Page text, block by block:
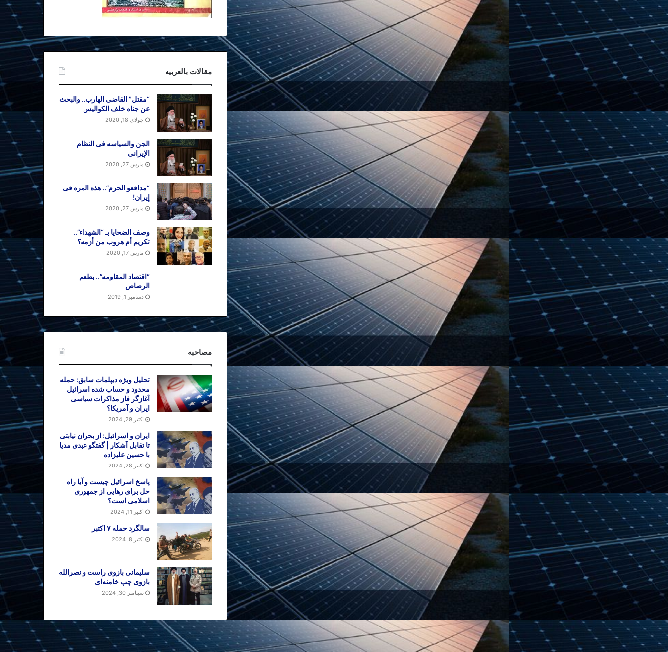
سپتامبر 30, 2024
سلیمانی بازوی راست و
نصرالله بازوی چپ خامنه‌ای
سپتامبر 28, 2024
کشته شدن نصرالله
معنا
حمله
به
حزب‌الله
برای
جمهوری
اسلامی
سپتامبر 23, 2024
معنا و پیام حمله به پیجرهای
حزب‌الله برای جمهوری اسلامی
پیرامون
رای
اعتماد
پزشکیان
آگوست 22, 2024
پیرامون رای اعتماد پزشکیان
عباس
عراقچی
رای
اعتماد
عباس عراقچی در روز رای
اعتماد
عقب‌
خامنه‌ای
از
حمله
به
اسرائیل
آگوست 15, 2024
عقب‌ نشینی خامنه‌ای از حمله
به اسرائیل
مقالات بالعربیه
“مقتل” القاضی الهارب.. والبحث
عن جناه خلف الکوالیس
جولای 18, 2020
الجن والسیاسه فی النظام
اﻹیرانی
مارس 27, 2020
“مدافعو الحرم”.. هذه المره فی
إیران!
مارس 27, 2020
وصف الضحایا بـ “الشهداء”..
تکریم أم هروب من أزمه؟
مارس 17, 2020
“اقتصاد المقاومه”.. بطعم
الرصاص
دسامبر 1, 2019
مصاحبه
تحلیل ویژه دیپلمات سابق: حمله
محدود و حساب شده اسرائیل
آغازگر فاز مذاکرات سیاسی
ایران و آمریکا؟
اکتبر 29, 2024
ایران و اسرائیل: از بحران نیابتی
تا تقابل آشکار | گفتگو عبدی مدیا
با حسین علیزاده
اکتبر 28, 2024
پاسخ اسرائیل چیست و آیا راه
حل برای رهایی از جمهوری
اسلامی است؟
اکتبر 11, 2024
سالگرد حمله ۷ اکتبر
اکتبر 8, 2024
سلیمانی بازوی راست و نصرالله
بازوی چپ خامنه‌ای
سپتامبر 30, 2024